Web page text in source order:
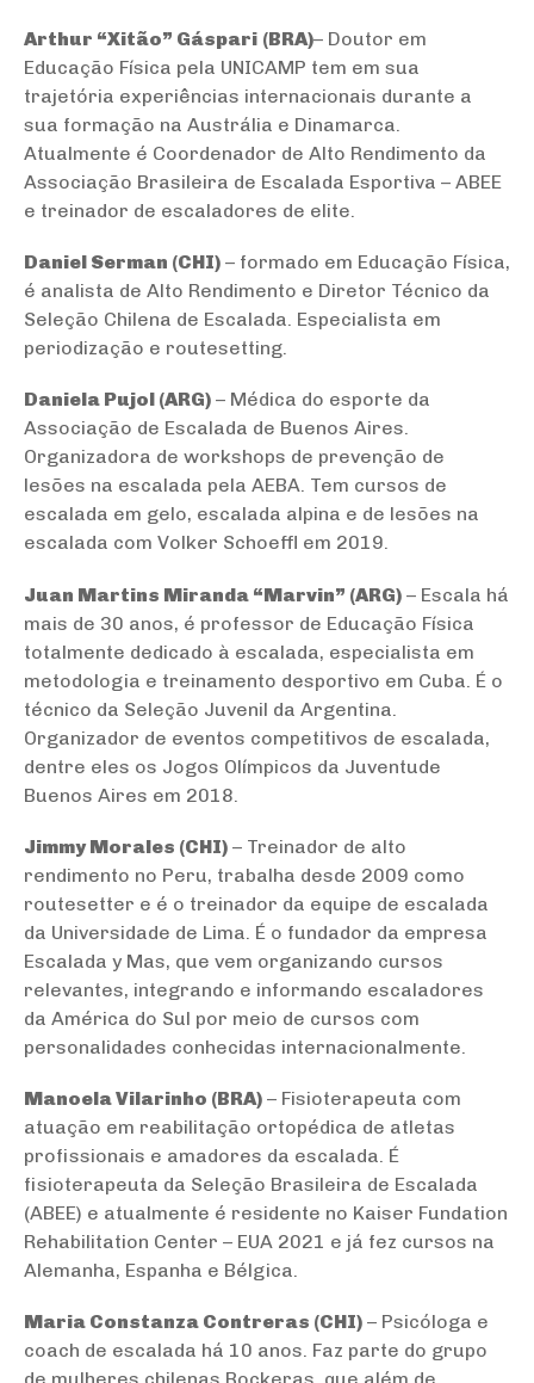
Arthur “Xitão” Gáspari (BRA)– Doutor em
Educação Física pela UNICAMP tem em sua
trajetória experiências internacionais durante a
sua formação na Austrália e Dinamarca.
Atualmente é Coordenador de Alto Rendimento da
Associação Brasileira de Escalada Esportiva – ABEE
e treinador de escaladores de elite.
Daniel Serman (CHI) – formado em Educação Física,
é analista de Alto Rendimento e Diretor Técnico da
Seleção Chilena de Escalada. Especialista em
periodização e routesetting.
Daniela Pujol (ARG) – Médica do esporte da
Associação de Escalada de Buenos Aires.
Organizadora de workshops de prevenção de
lesões na escalada pela AEBA. Tem cursos de
escalada em gelo, escalada alpina e de lesões na
escalada com Volker Schoeffl em 2019.
Juan Martins Miranda “Marvin” (ARG) – Escala há
mais de 30 anos, é professor de Educação Física
totalmente dedicado à escalada, especialista em
metodologia e treinamento desportivo em Cuba. É o
técnico da Seleção Juvenil da Argentina.
Organizador de eventos competitivos de escalada,
dentre eles os Jogos Olímpicos da Juventude
Buenos Aires em 2018.
Jimmy Morales (CHI) – Treinador de alto
rendimento no Peru, trabalha desde 2009 como
routesetter e é o treinador da equipe de escalada
da Universidade de Lima. É o fundador da empresa
Escalada y Mas, que vem organizando cursos
relevantes, integrando e informando escaladores
da América do Sul por meio de cursos com
personalidades conhecidas internacionalmente.
Manoela Vilarinho (BRA) – Fisioterapeuta com
atuação em reabilitação ortopédica de atletas
profissionais e amadores da escalada. É
fisioterapeuta da Seleção Brasileira de Escalada
(ABEE) e atualmente é residente no Kaiser Fundation
Rehabilitation Center – EUA 2021 e já fez cursos na
Alemanha, Espanha e Bélgica.
Maria Constanza Contreras (CHI) – Psicóloga e
coach de escalada há 10 anos. Faz parte do grupo